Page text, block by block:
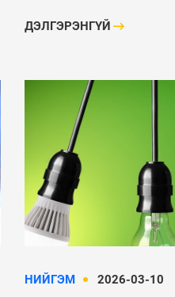
ДЭЛГЭРЭНГҮЙ
НИЙГЭМ 2026-03-10